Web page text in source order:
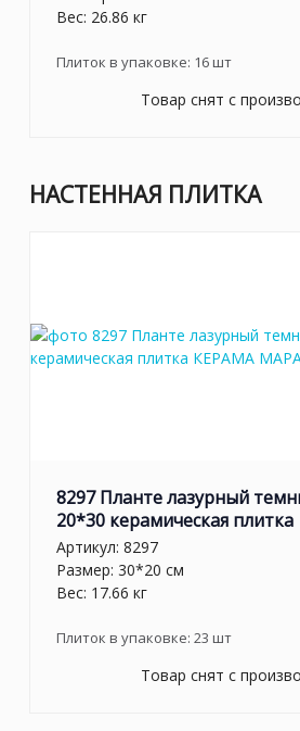
Вес: 26.86 кг
Плиток в упаковке: 16шт
Товар снят с
НАСТЕННАЯ ПЛИТКА
8297 Планте лазурный
20*30 керамическая плитка
Артикул: 8297
Размер: 30*20 см
Вес: 17.66 кг
Плиток в упаковке: 23 шт
Товар снят с